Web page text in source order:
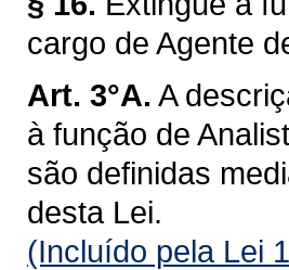
cargo de Agente
Art. 3°A. A
à função de
são definidas
desta Lei.
(Incluído pela Lei